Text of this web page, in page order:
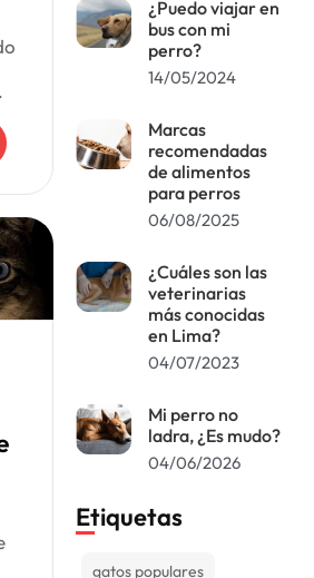
¿Puedo viajar en
bus con mi
perro?
14/05/2024
Marcas
recomendadas
de alimentos
para perros
06/08/2025
¿Cuáles son las
veterinarias
más conocidas
en Lima?
04/07/2023
Mi perro no
ladra, ¿Es mudo?
04/06/2026
Etiquetas
gatos populares